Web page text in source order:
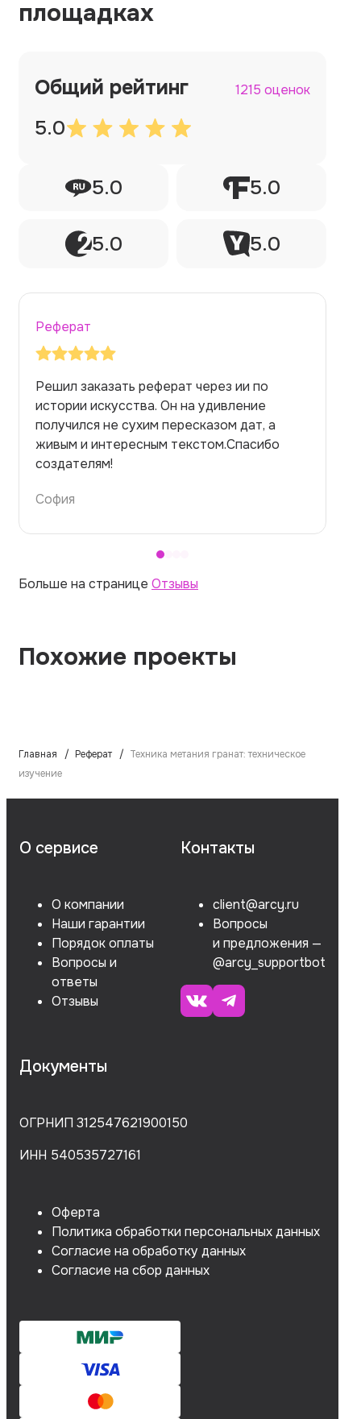
площадках
Общий рейтинг 1215 оценок
5.0
5.0 5.0
5.0 5.0
Реферат
Заказывала реферат с помощью нейросети
на медицинскую тему. Ожидала худшего,
но справилась. Термины использовала
правильно. Для быстрого ознакомления с
темой — идеально.
Алина
Больше на странице Отзывы
Похожие проекты
Главная Реферат
Техника метания гранат: техническое
изучение
О сервисе
О компании
Наши гарантии
Порядок оплаты
Вопросы и
ответы
Отзывы
Контакты
client@arcy.ru
Вопросы
и предложения —
@arcy_supportbot
Документы
ОГРНИП 312547621900150
ИНН 540535727161
Оферта
Политика обработки персональных данных
Согласие на обработку данных
Согласие на сбор данных